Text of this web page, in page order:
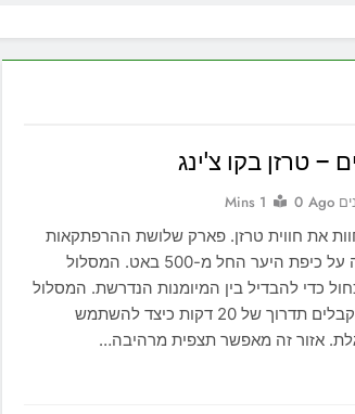
– טרזן בקו צ'ינג
0
1 Mins
את חווית טרזן. פארק שלושת ההרפתקאות
הטובות שבאיי צ'אנג מוכר הליכה על כיפת היער החל מ-500 באט. המסלול
כדי להבדיל בין המיומנות הנדרשת. המסלול
הכחול מסמן אזור מסויים עליו מקבלים תדרוך של 20 דקות כיצד להשתמש
אזור זה מאפשר תצפית מרהיבה…